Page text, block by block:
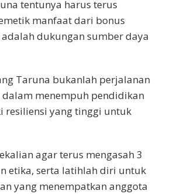
tentunya harus terus
manfaat dari bonus
dukungan sumber daya
Taruna bukanlah perjalanan
menempuh pendidikan
resiliensi yang tinggi untuk
agar terus mengasah 3
etika, serta latihlah diri untuk
yang menempatkan anggota